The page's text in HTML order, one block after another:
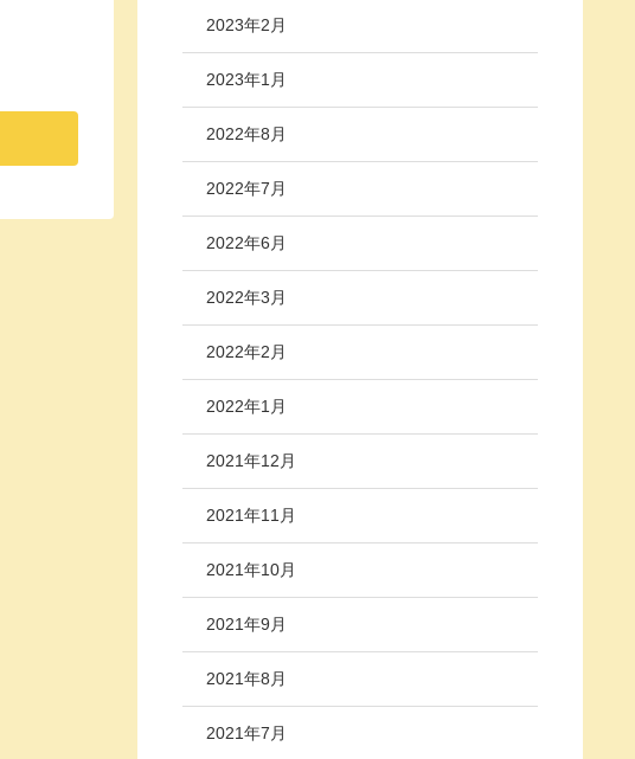
2023年2月
2023年1月
2022年8月
2022年7月
2022年6月
2022年3月
2022年2月
2022年1月
2021年12月
2021年11月
2021年10月
2021年9月
2021年8月
2021年7月